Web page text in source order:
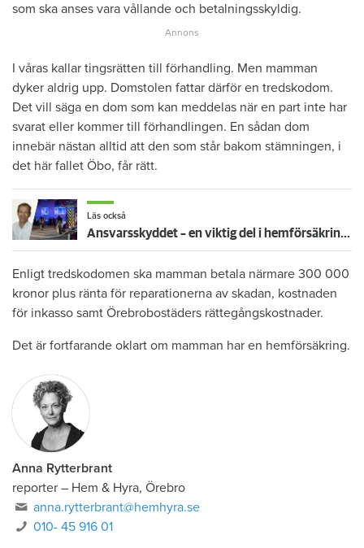
som ska anses vara vållande och betalningsskyldig.
I våras kallar tingsrätten till förhandling. Men mamman
dyker aldrig upp. Domstolen fattar därför en tredskodom.
Det vill säga en dom som kan meddelas när en part inte har
svarat eller kommer till förhandlingen. En sådan dom
innebär nästan alltid att den som står bakom stämningen, i
det här fallet Öbo, får rätt.
Läs också
Ansvarsskyddet – en viktig del i hemförsäkringen
Enligt tredskodomen ska mamman betala närmare 300 000
kronor plus ränta för reparationerna av skadan, kostnaden
för inkasso samt Örebrobostäders rättegångskostnader.
Det är fortfarande oklart om mamman har en hemförsäkring.
Anna Rytterbrant
reporter – Hem & Hyra, Örebro
anna.rytterbrant@hemhyra.se
010- 45 916 01